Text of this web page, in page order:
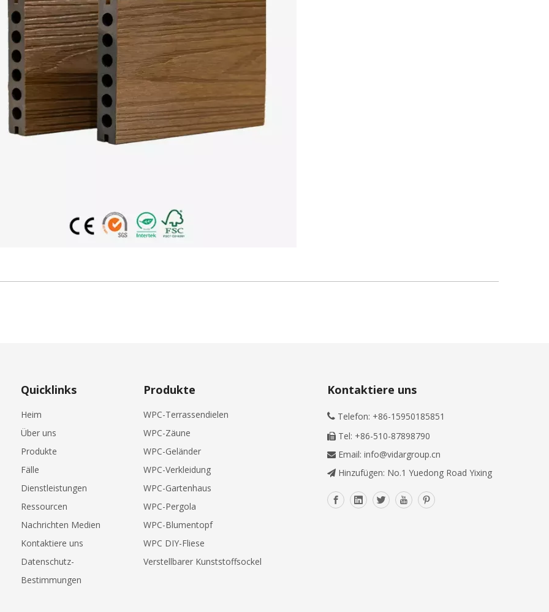
Quicklinks
Heim
Über uns
Produkte
Fälle
Dienstleistungen
Ressourcen
Nachrichten Medien
Kontaktiere uns
Datenschutz-
Bestimmungen
Produkte
WPC-Terrassendielen
WPC-Zäune
WPC-Geländer
WPC-Verkleidung
WPC-Gartenhaus
WPC-Pergola
WPC-Blumentopf
WPC DIY-Fliese
Verstellbarer Kunststoffsockel
Kontaktiere uns
 Telefon: +86-15950185851
 Tel: +86-510-87898790
 Email: info@vidargroup.cn
 Hinzufügen: No.1 Yuedong Road Yixing